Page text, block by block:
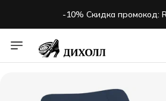
-10% Скидка промокод: